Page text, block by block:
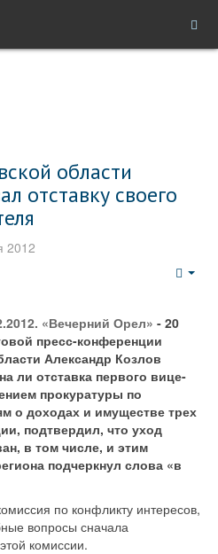
области
отставку своего
2012
«Вечерний Орел» - 20
пресс-конференции
Александр Козлов
ли отставка первого вице-
прокуратуры по
о доходах и имуществе трех
подтвердил, что уход
в том числе, и этим
подчеркнул слова «в
по конфликту интересов,
вопросы сначала
комиссии.